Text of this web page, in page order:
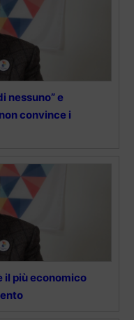
nessuno” e
convince i
il più economico